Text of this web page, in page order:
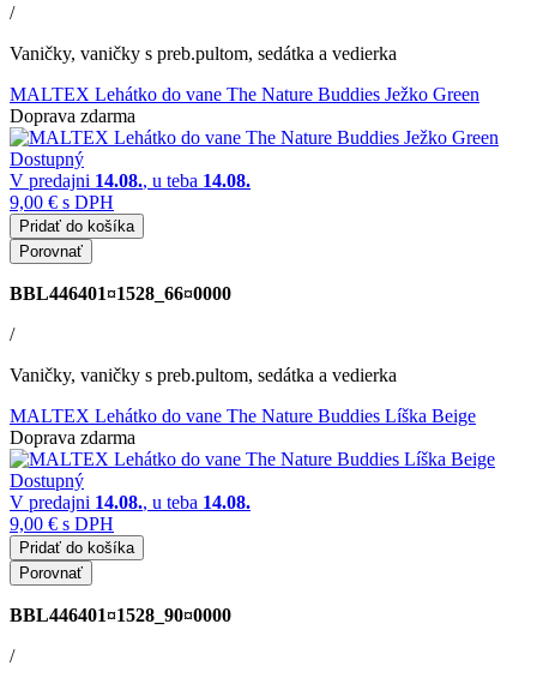
/
Vaničky, vaničky s preb.pultom, sedátka a vedierka
MALTEX Lehátko do vane The Nature Buddies Ježko Green
Doprava zdarma
Dostupný
V predajni 14.08., u teba 14.08.
9,00 € s DPH
Pridať do košíka
Porovnať
BBL446401¤1528_66¤0000
/
Vaničky, vaničky s preb.pultom, sedátka a vedierka
MALTEX Lehátko do vane The Nature Buddies Líška Beige
Doprava zdarma
Dostupný
V predajni 14.08., u teba 14.08.
9,00 € s DPH
Pridať do košíka
Porovnať
BBL446401¤1528_90¤0000
/